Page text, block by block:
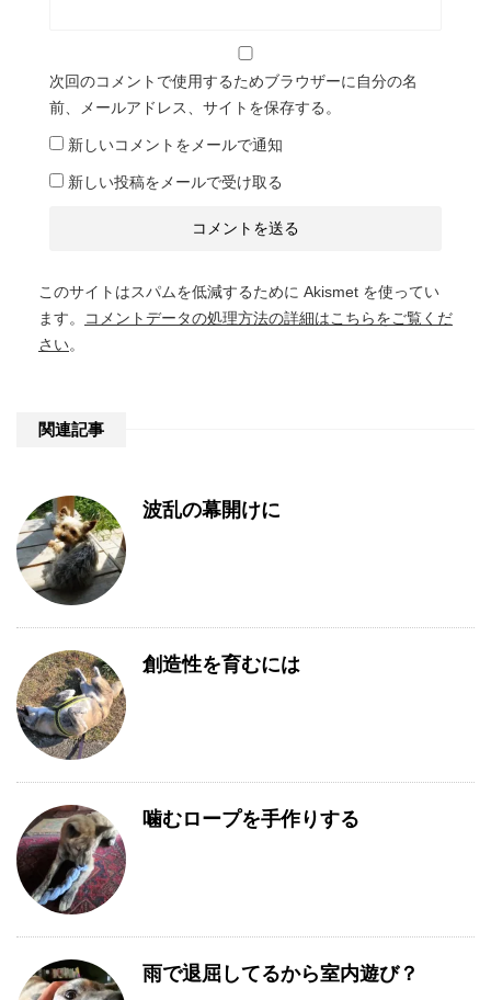
次回のコメントで使用するためブラウザーに自分の名
前、メールアドレス、サイトを保存する。
新しいコメントをメールで通知
新しい投稿をメールで受け取る
このサイトはスパムを低減するために Akismet を使ってい
ます。
コメントデータの処理方法の詳細はこちらをご覧くだ
さい。
関連記事
波乱の幕開けに
創造性を育むには
噛むロープを手作りする
雨で退屈してるから室内遊び？